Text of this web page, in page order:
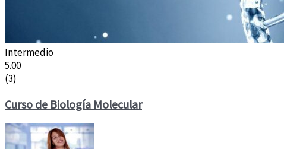
Intermedio
5.00
(3)
Curso de Biología Molecular